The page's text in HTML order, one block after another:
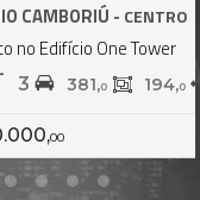
#2.516